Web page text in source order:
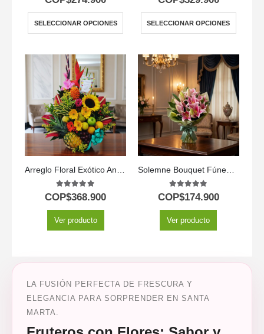
SELECCIONAR OPCIONES SELECCIONAR OPCIONES
5.00out of 5
COP$368.900
Ver producto
5.00out of 5
COP$174.900
Ver producto
LA FUSIÓN PERFECTA DE FRESCURA Y
ELEGANCIA PARA SORPRENDER EN SANTA
MARTA.